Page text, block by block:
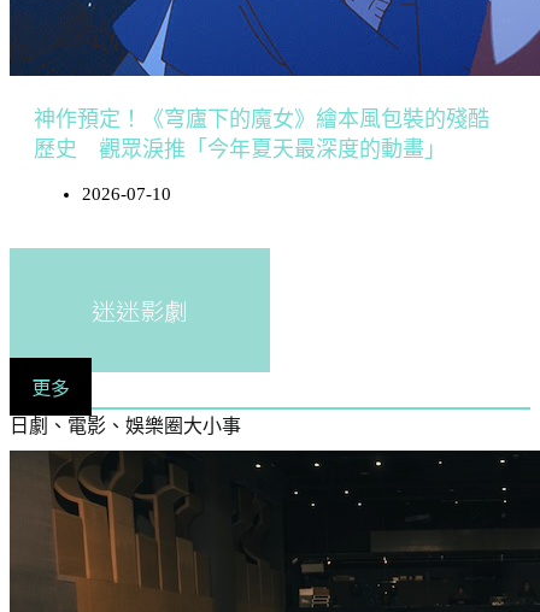
神作預定！《穹廬下的魔女》繪本風包裝的殘酷
歷史 觀眾淚推「今年夏天最深度的動畫」
2026-07-10
迷迷影劇
更多
日劇、電影、娛樂圈大小事